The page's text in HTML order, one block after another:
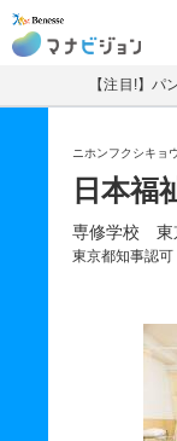
マナ
【注目!】
ニホンフクシキョ
日本福
専修学校 東
東京都知事認